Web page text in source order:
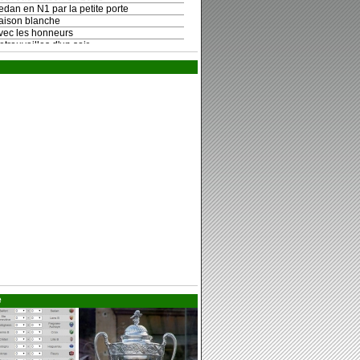
en N1 par la petite porte
blanche
les honneurs
d'un soir